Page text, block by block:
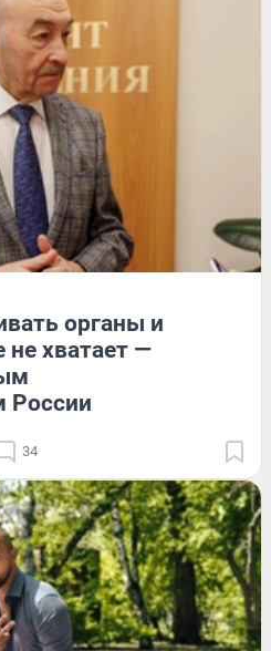
органы и
не хватает —
России
34